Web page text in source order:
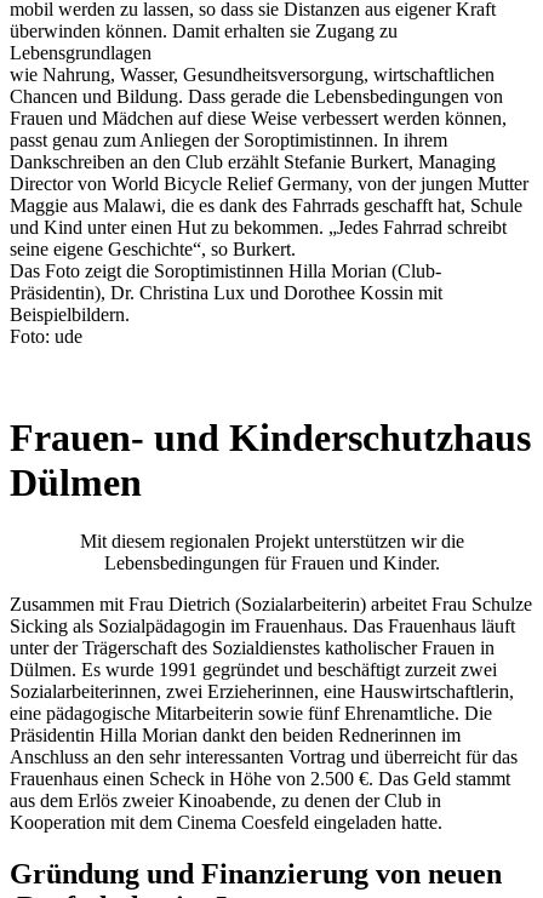
mobil werden zu lassen, so dass sie Distanzen aus eigener Kraft
überwinden können. Damit erhalten sie Zugang zu
Lebensgrundlagen
wie Nahrung, Wasser, Gesundheitsversorgung, wirtschaftlichen
Chancen und Bildung. Dass gerade die Lebensbedingungen von
Frauen und Mädchen auf diese Weise verbessert werden können,
passt genau zum Anliegen der Soroptimistinnen. In ihrem
Dankschreiben an den Club erzählt Stefanie Burkert, Managing
Director von World Bicycle Relief Germany, von der jungen Mutter
Maggie aus Malawi, die es dank des Fahrrads geschafft hat, Schule
und Kind unter einen Hut zu bekommen. „Jedes Fahrrad schreibt
seine eigene Geschichte“, so Burkert.
Das Foto zeigt die Soroptimistinnen Hilla Morian (Club-
Präsidentin), Dr. Christina Lux und Dorothee Kossin mit
Beispielbildern.
Foto: ude
Frauen- und Kinderschutzhaus
Dülmen
Mit diesem regionalen Projekt unterstützen wir die
Lebensbedingungen für Frauen und Kinder.
Zusammen mit Frau Dietrich (Sozialarbeiterin) arbeitet Frau Schulze
Sicking als Sozialpädagogin im Frauenhaus. Das Frauenhaus läuft
unter der Trägerschaft des Sozialdienstes katholischer Frauen in
Dülmen. Es wurde 1991 gegründet und beschäftigt zurzeit zwei
Sozialarbeiterinnen, zwei Erzieherinnen, eine Hauswirtschaftlerin,
eine pädagogische Mitarbeiterin sowie fünf Ehrenamtliche. Die
Präsidentin Hilla Morian dankt den beiden Rednerinnen im
Anschluss an den sehr interessanten Vortrag und überreicht für das
Frauenhaus einen Scheck in Höhe von 2.500 €. Das Geld stammt
aus dem Erlös zweier Kinoabende, zu denen der Club in
Kooperation mit dem Cinema Coesfeld eingeladen hatte.
Gründung und Finanzierung von neuen